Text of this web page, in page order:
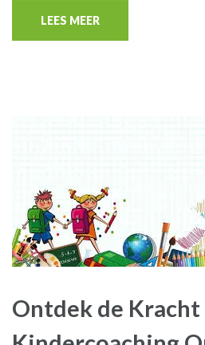
LEES MEER
Ontdek de Kracht